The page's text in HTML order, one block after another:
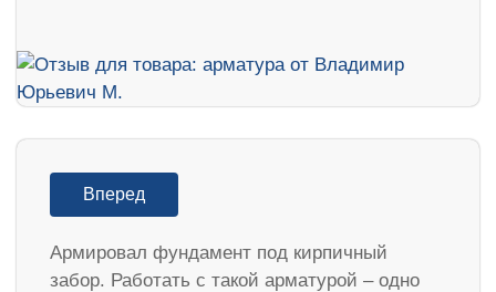
Вперед
Армировал фундамент под кирпичный
забор. Работать с такой арматурой – одно